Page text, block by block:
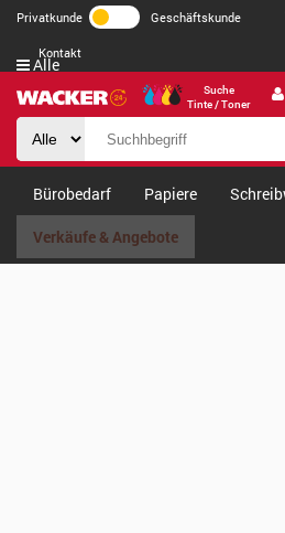
Privatkunde Geschäftskunde
Kontakt
Suche
Tinte / Toner
Alle
Bürobedarf Papiere
Verkäufe & Angebote